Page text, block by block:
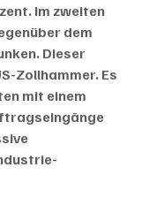
Im zweiten
dem
Dieser
Zollhammer. Es
mit einem